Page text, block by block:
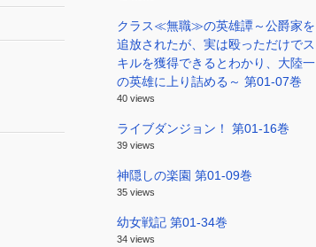
クラス≪無職≫の英雄譚～公爵家を
追放されたが、実は殴っただけでス
キルを獲得できるとわかり、大陸一
の英雄に上り詰める～ 第01-07巻
40 views
ライブダンジョン！ 第01-16巻
39 views
神隠しの楽園 第01-09巻
35 views
幼女戦記 第01-34巻
34 views